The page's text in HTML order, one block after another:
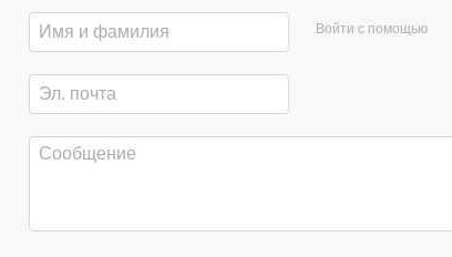
Войти с помощью